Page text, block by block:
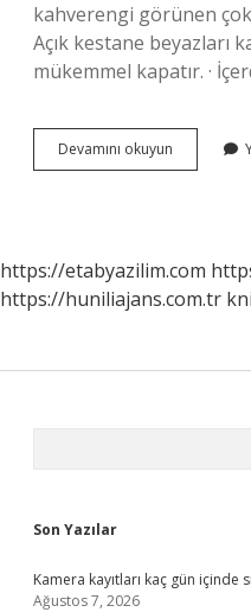
kahverengi görünen
Açık kestane beyazları
mükemmel kapatır. ·
Devamını okuyun
Kestane
https://etabyazilim.com
https://huniliajans.com.tr
Son Yazılar
Kamera kayıtları kaç gün içinde
Ağustos 7, 2026